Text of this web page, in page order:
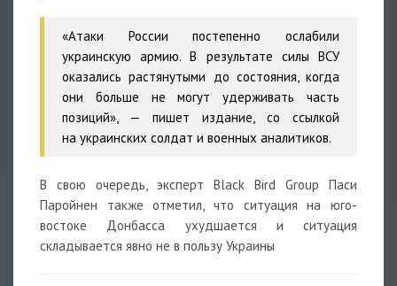
«Атаки России постепенно ослабили
украинскую армию. В результате силы ВСУ
оказались растянутыми до состояния, когда
они больше не могут удерживать часть
позиций», — пишет издание, со ссылкой
на украинских солдат и военных аналитиков.
В свою очередь, эксперт Black Bird Group Паси
Паройнен также отметил, что ситуация на юго-
востоке Донбасса ухудшается и ситуация
складывается явно не в пользу Украины